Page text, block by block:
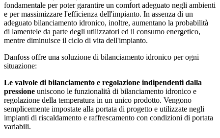
fondamentale per poter garantire un comfort adeguato negli ambienti
e per massimizzare l'efficienza dell'impianto. In assenza di un
adeguato bilanciamento idronico, inoltre, aumentano la probabilità
di lamentele da parte degli utilizzatori ed il consumo energetico,
mentre diminuisce il ciclo di vita dell'impianto.
Danfoss offre una soluzione di bilanciamento idronico per ogni
situazione:
Le valvole di bilanciamento e regolazione indipendenti dalla
pressione uniscono le funzionalità di bilanciamento idronico e
regolazione della temperatura in un unico prodotto. Vengono
semplicemente impostate alla portata di progetto e utilizzate negli
impianti di riscaldamento e raffrescamento con condizioni di portata
variabili.